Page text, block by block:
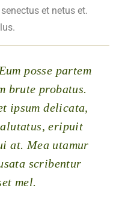
et netus et.
posse partem
brute probatus.
ipsum delicata,
eripuit
at. Mea utamur
scribentur
mel.